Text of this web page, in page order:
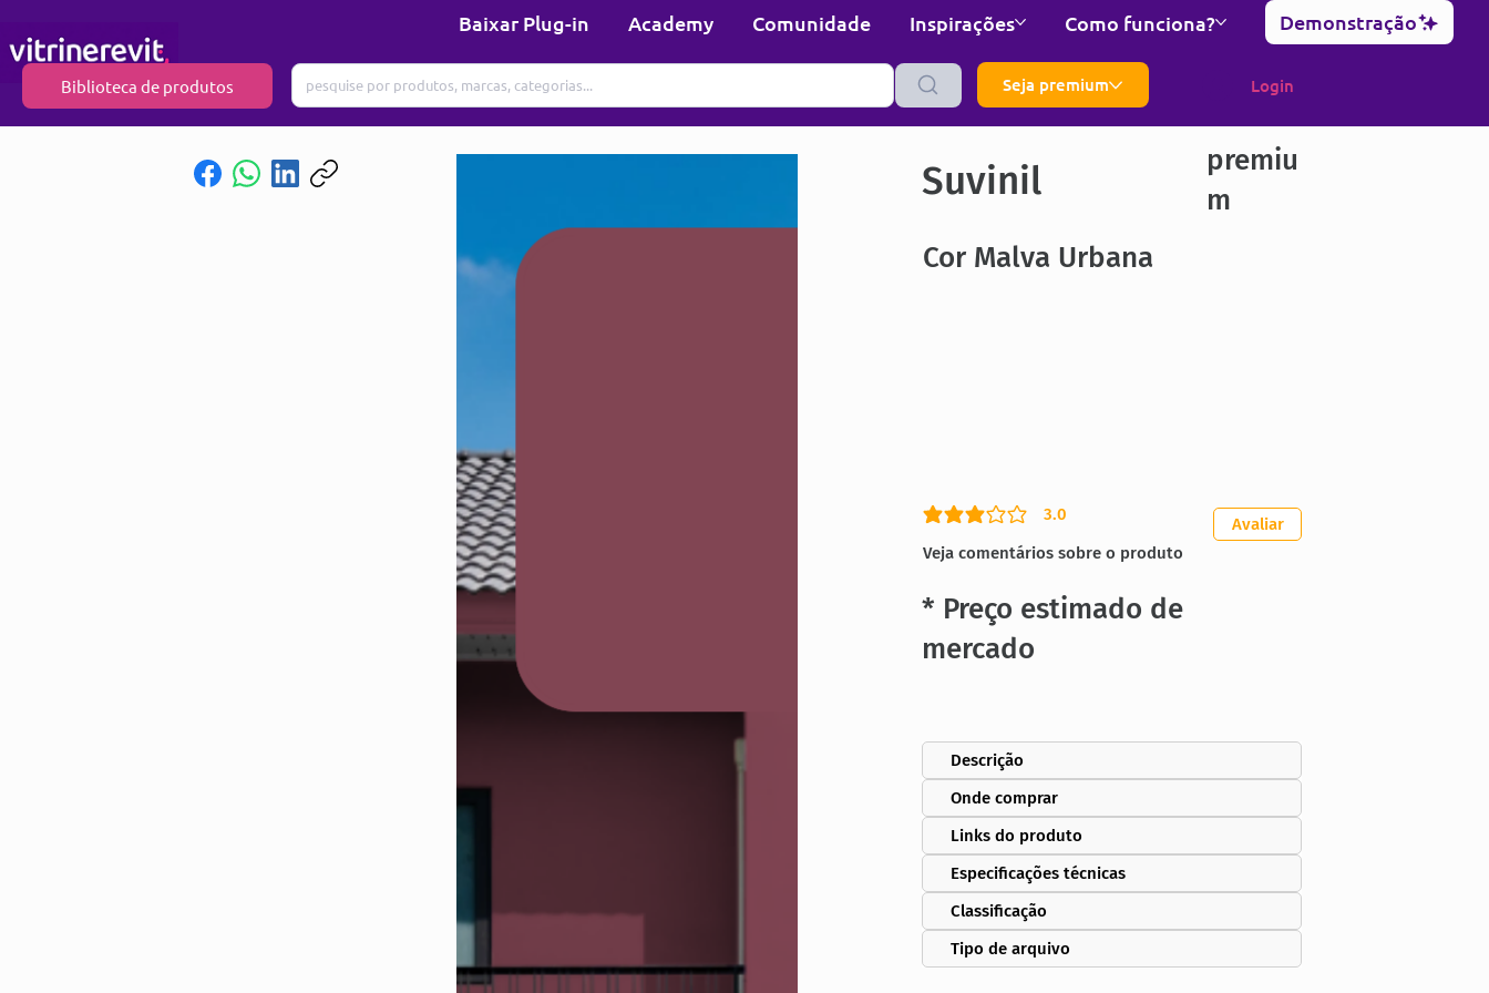
Baixar Plug-in Academy Comunidade Inspirações Como funciona? Demonstração
Biblioteca de produtos Seja premium Login
Suvinil
premiu
m
Cor Malva Urbana
3.0
classificação média é 3 de 5
Veja comentários sobre o produto
Avaliar
* Preço estimado de
mercado
Descrição
Onde comprar
Links do produto
Especificações técnicas
Classificação
Tipo de arquivo